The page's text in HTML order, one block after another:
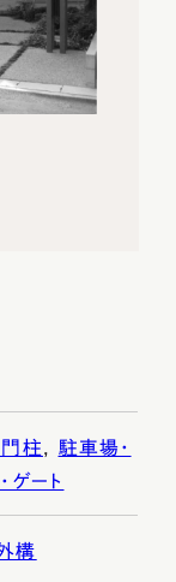
門柱, 駐車場・
ゲート
構